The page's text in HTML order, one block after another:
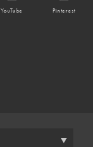
YouTube Pinterest